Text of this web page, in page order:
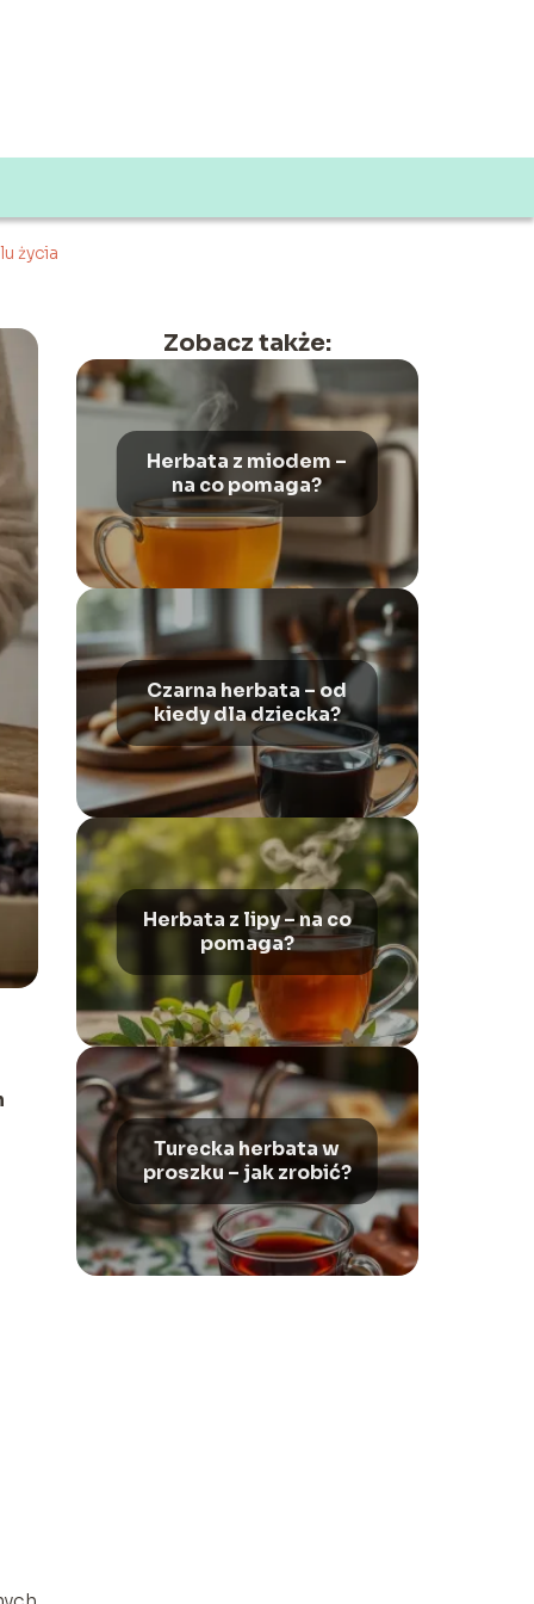
życia
Zobacz także:
Herbata z miodem –
na co pomaga?
Czarna herbata – od
kiedy dla dziecka?
Herbata z lipy – na co
pomaga?
Turecka herbata w
proszku – jak zrobić?